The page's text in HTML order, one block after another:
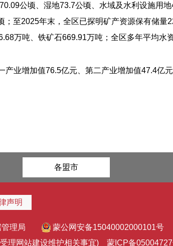
公顷、湿地73.7公顷、水域及水利设施用
至2025年末，全区已探明矿产资源保有储量
万吨、铁矿石669.91万吨；全区多年平均水
业增加值76.5亿元、第二产业增加值47.4亿
各盟市
声明
据管理局
蒙公网安备15040002000101号
理网站建设维护相关事宜) 蒙ICP备